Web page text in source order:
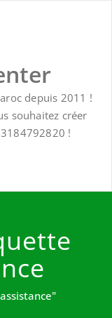
depuis 2011 !
souhaitez créer
!